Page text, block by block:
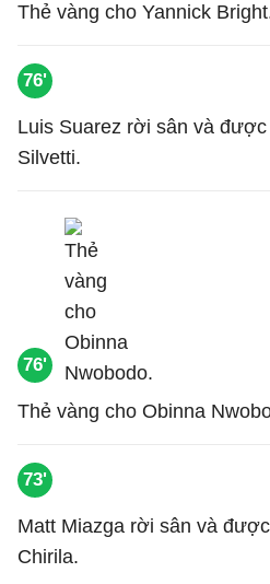
Thẻ vàng cho Yannick
76'
Luis Suarez rời sân và
Silvetti.
76'
Thẻ vàng cho Obinna
73'
Matt Miazga rời sân và
Chirila.